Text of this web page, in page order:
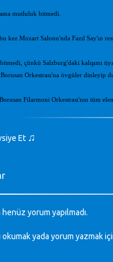
mutluluk bitmedi.
kez Mozart Salonu'nda Fazıl Say'ın
çünkü Salzburg'daki kalışımı
Borusan Orkestrası'na övgüler dinleyip
Filarmoni Orkestrası'nın tüm
Et ♫
henüz yorum yapılmadı.
okumak yada yorum yazmak